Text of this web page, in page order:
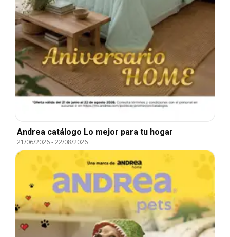
Andrea catálogo Lo mejor para tu hogar
21/06/2026-22/08/2026